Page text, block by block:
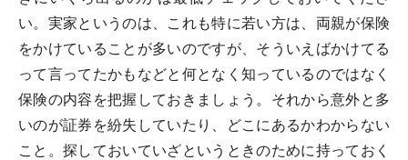
い。実家というのは、これも特に若い方は、両親が保険
をかけていることが多いのですが、そういえばかけてる
って言ってたかもなどと何となく知っているのではなく
保険の内容を把握しておきましょう。それから意外と多
いのが証券を紛失していたり、どこにあるかわからない
こと。探しておいていざというときのために持っておく